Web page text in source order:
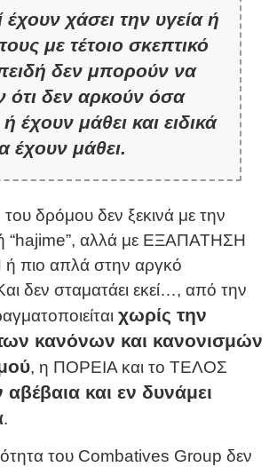
έχουν χάσει την υγεία ή
με τέτοιο σκεπτικό
δεν μπορούν να
ότι δεν αρκούν όσα
έχουν μάθει και ειδικά
έχουν μάθει.
δρόμου δεν ξεκινά με την
ή “hajime”, αλλά με ΕΞΑΠΑΤΗΣΗ
πιο απλά στην αργκό
δεν σταματάει εκεί…, από την
χωρίς την
κανόνων και κανονισμών
, η ΠΟΡΕΙΑ και το ΤΕΛΟΣ
και εν δυνάμει
.
του Combatives Group δεν